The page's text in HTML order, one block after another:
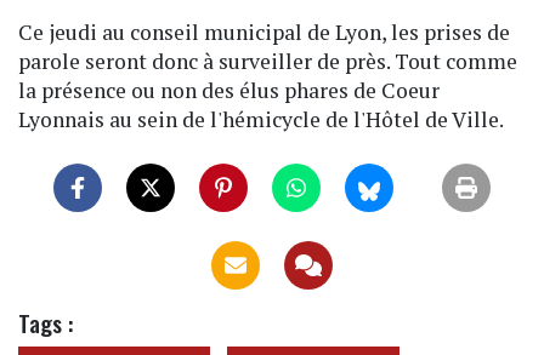
Ce jeudi au conseil municipal de Lyon, les prises de
parole seront donc à surveiller de près. Tout comme
la présence ou non des élus phares de Coeur
Lyonnais au sein de l'hémicycle de l'Hôtel de Ville.
Tags :